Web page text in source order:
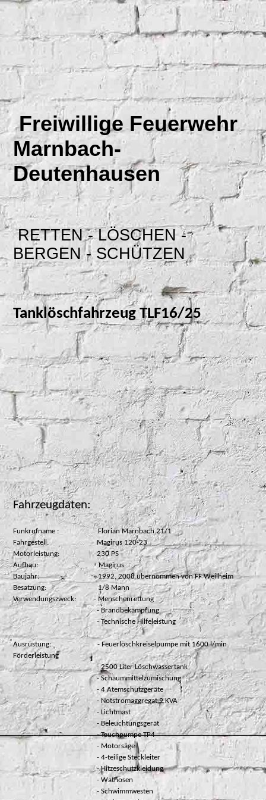
Freiwillige Feuerwehr
Marnbach-
Deutenhausen
RETTEN - LÖSCHEN -
BERGEN - SCHÜTZEN
Tanklöschfahrzeug TLF16/25
Fahrzeugdaten:
Funkrufname :
Florian Marnbach 21/1
Fahrgestell:
Magirus 120-23
Motorleistung:
230 PS
Aufbau:
Magirus
Baujahr:
1992, 2008 übernommen von FF Weilheim
Besatzung:
1/8 Mann
Verwendungszweck:
- Menschenrettung
- Brandbekämpfung
- Technische Hilfeleistung
Ausrüstung:
- Feuerlöschkreiselpumpe mit 1600 l/min
Förderleistung
- 2500 Liter Löschwassertank
- Schaummittelzumischung
- 4 Atemschutzgeräte
- Notstromaggregat 9 KVA
- Lichtmast
- Beleuchtungsgerät
- Tauchpumpe TP4
- Motorsäge
- 4-teilige Steckleiter
- Hitzeschutzkleidung
- Wathosen
- Schwimmwesten